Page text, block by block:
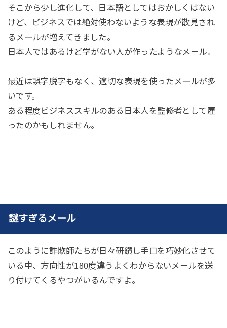
そこから少し進化して、日本語としてはおかしくはない
けど、ビジネスでは絶対使わないような表現が散見され
るメールが増えてきました。
日本人ではあるけど学がない人が作ったようなメール。
最近は誤字脱字もなく、適切な表現を使ったメールが多
いです。
ある程度ビジネススキルのある日本人を監修者として雇
ったのかもしれません。
謎すぎるメール
このように詐欺師たちが日々研鑽し手口を巧妙化させて
いる中、方向性が180度違うよくわからないメールを送
り付けてくるやつがいるんですよ。